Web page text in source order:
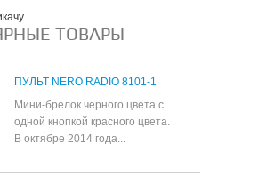
ТОВАРЫ
ПУЛЬТ NERO RADIO 8101-1
Мини-брелок черного цвета с
одной кнопкой красного цвета.
В октябре 2014 года...